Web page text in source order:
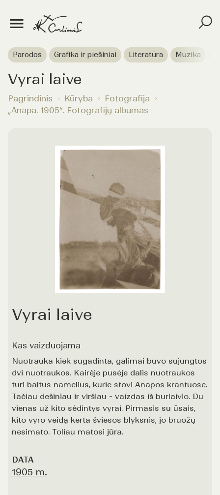
Parodos Grafika ir piešiniai Literatūra Muzika
Vyrai laive
Pagrindinis Kūryba
Fotografija
„Anapa. 1905“. Fotografijų albumas
Vyrai laive
Kas vaizduojama
Nuotrauka kiek sugadinta, galimai buvo sujungtos
dvi nuotraukos. Kairėje pusėje dalis nuotraukos
turi baltus namelius, kurie stovi Anapos krantuose.
Tačiau dešiniau ir viršiau - vaizdas iš burlaivio. Du
vienas už kito sėdintys vyrai. Pirmasis su ūsais,
kito vyro veidą kerta šviesos blyksnis, jo bruožų
nesimato. Toliau matosi jūra.
DATA
1905 m.